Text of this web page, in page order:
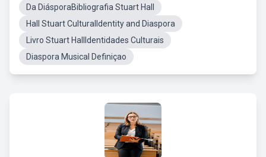
Da DiásporaBibliografia Stuart Hall
Hall Stuart CulturalIdentity and Diaspora
Livro Stuart HallIdentidades Culturais
Diaspora Musical Definiçao